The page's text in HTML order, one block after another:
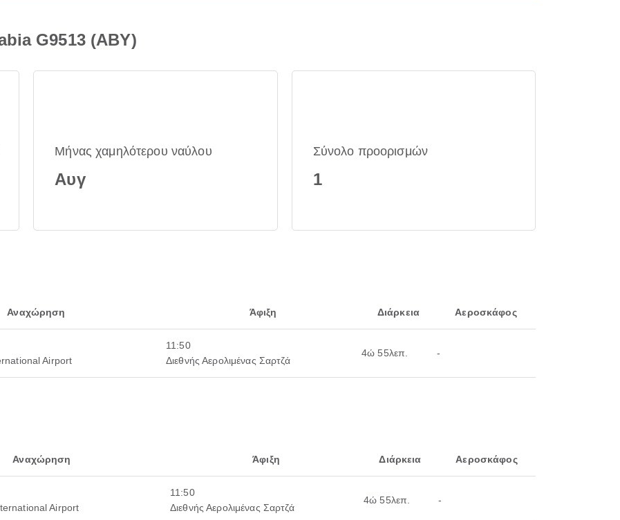
G9513 (ABY)
Μήνας χαμηλότερου ναύλου
Αυγ
Σύνολο προορισμών
1
Αναχώρηση Άφιξη Διάρκεια Αεροσκάφος
Airport
11:50
Διεθνής Αερολιμένας Σαρτζά
4ώ 55λεπ. -
Αναχώρηση Άφιξη Διάρκεια Αεροσκάφος
Airport
11:50
Διεθνής Αερολιμένας Σαρτζά
4ώ 55λεπ. -